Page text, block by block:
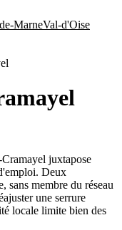
MarneVal-d'Oise
juxtapose
Deux
sans membre du réseau
une serrure
locale limite bien des